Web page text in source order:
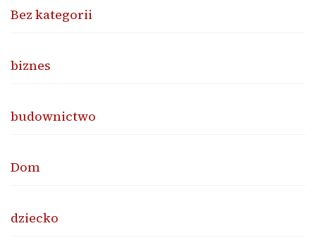
Bez kategorii
biznes
budownictwo
Dom
dziecko